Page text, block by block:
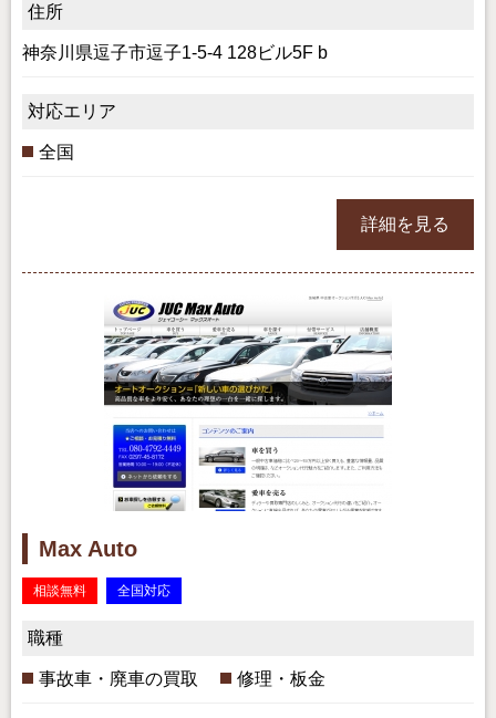
住所
神奈川県逗子市逗子1-5-4 128ビル5F b
対応エリア
全国
詳細を見る
Max Auto
相談無料 全国対応
職種
事故車・廃車の買取 修理・板金